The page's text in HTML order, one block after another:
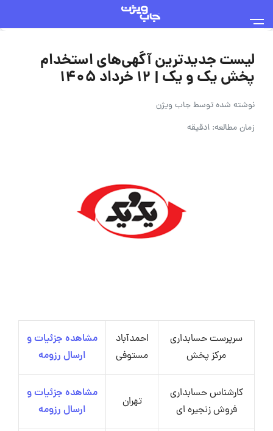
لیست جدیدترین آگهی‌های استخدام
پخش یک و یک | ۱۲ خرداد ۱۴۰۵
نوشته شده توسطجاب ویژن
زمان مطالعه: 1دقیقه
سرپرست حسابداری
مرکز پخش
احمدآباد
مستوفی
مشاهده جزئیات و
ارسال رزومه
کارشناس حسابداری
فروش زنجیره ای
تهران
مشاهده جزئیات و
ارسال رزومه